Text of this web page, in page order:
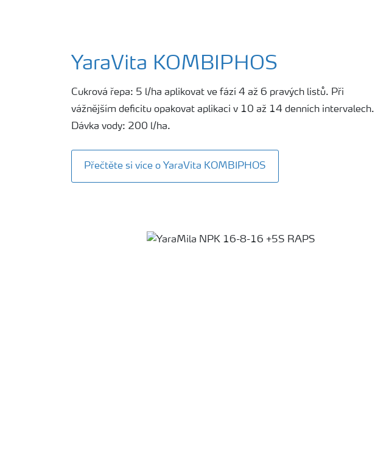
YaraVita KOMBIPHOS
Cukrová řepa: 5 l/ha aplikovat ve fází 4 až 6 pravých listů. Při
vážnějším deficitu opakovat aplikaci v 10 až 14 denních intervalech.
Dávka vody: 200 l/ha.
Přečtěte si více o YaraVita KOMBIPHOS